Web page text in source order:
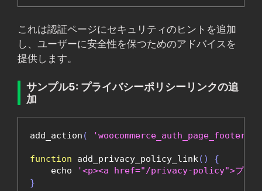
これは認証ページにセキュリティのヒントを追加
し、ユーザーに安全性を保つためのアドバイスを
提供します。
サンプル5: プライバシーポリシーリンクの追
加
add_action ( 'woocommerce_auth_page_footer'
function add_privacy_policy_link()
{
    echo
'<p><a href="/privacy-policy">プライバ
}